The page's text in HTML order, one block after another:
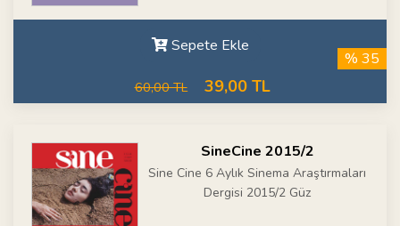
Sepete Ekle
60,00 TL 39,00 TL
% 35
SineCine 2015/2
Sine Cine 6 Aylık Sinema Araştırmaları
Dergisi 2015/2 Güz